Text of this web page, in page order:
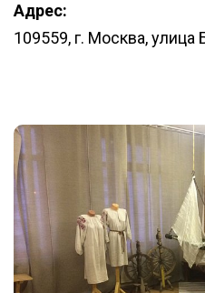
Адрес:
109559, г. Москва, улица